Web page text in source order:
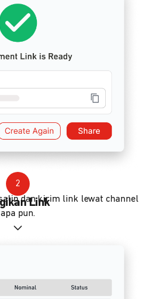
2
Link
dan kirim link lewat channel
apa pun.